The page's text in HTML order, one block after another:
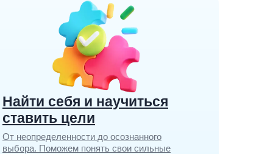
Найти себя и научиться
ставить цели
От неопределенности до осознанного
выбора. Поможем понять свои сильные